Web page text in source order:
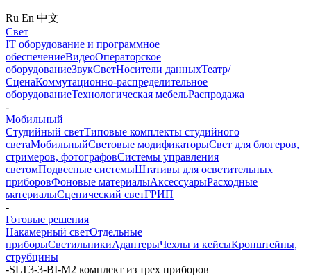
Ru En 中文
Свет
IT оборудование и программное
обеспечениеВидеоОператорское
оборудованиеЗвукСветНосители данныхТеатр/
СценаКоммутационно-распределительное
оборудованиеТехнологическая мебельРаспродажа
-
Мобильный
Студийный светТиповые комплекты студийного
светаМобильныйСветовые модификаторыСвет для блогеров,
стримеров, фотографовСистемы управления
светомПодвесные системыШтативы для осветительных
приборовФоновые материалыАксессуарыРасходные
материалыСценический светГРИП
-
Готовые решения
Накамерный светОтдельные
приборыСветильникиАдаптерыЧехлы и кейсыКронштейны,
струбцины
-SLT3-3-BI-M2 комплект из трех приборов